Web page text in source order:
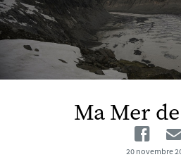
Ma Mer
20 novembre